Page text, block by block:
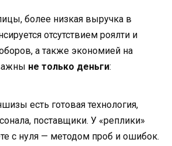
более низкая выручка в
отсутствием роялти и
а также экономией на
не только деньги:
есть готовая технология,
поставщики. У «реплики»
с нуля — методом проб и ошибок.